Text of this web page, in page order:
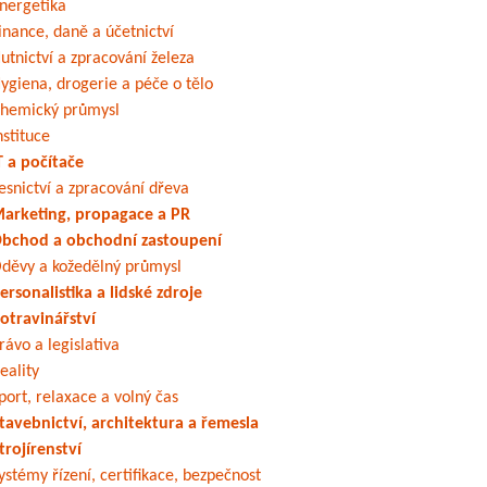
daně a účetnictví
a zpracování železa
drogerie a péče o tělo
průmysl
a počítače
a zpracování dřeva
propagace a PR
a obchodní zastoupení
a kožedělný průmysl
a lidské zdroje
a legislativa
relaxace a volný čas
architektura a řemesla
řízení, certifikace, bezpečnost